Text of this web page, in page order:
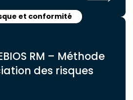
et conformité
RM – Méthode
des risques